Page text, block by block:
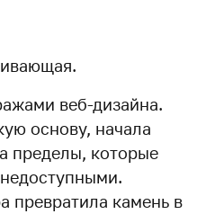
веб-дизайна.
основу, начала
пределы, которые
превратила камень в